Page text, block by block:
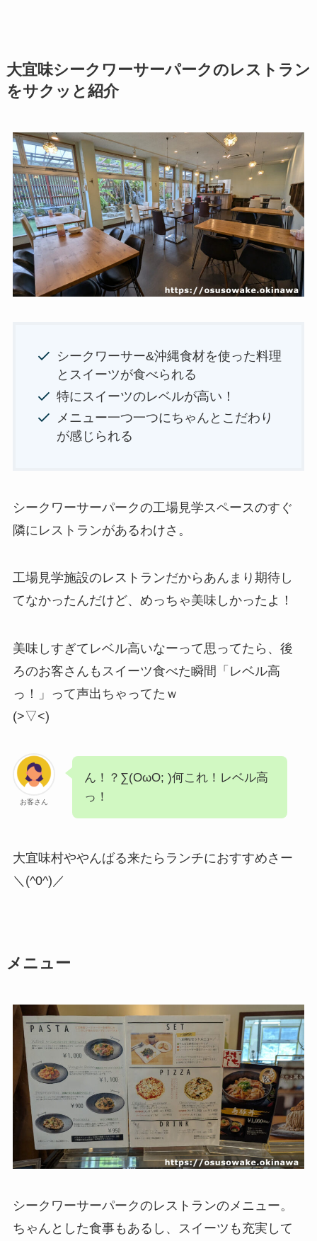
大宜味シークワーサーパークのレストラン
をサクッと紹介
シークワーサー&沖縄食材を使った料理
とスイーツが食べられる
特にスイーツのレベルが高い！
メニュー一つ一つにちゃんとこだわり
が感じられる
シークワーサーパークの工場見学スペースのすぐ
隣にレストランがあるわけさ。
工場見学施設のレストランだからあんまり期待し
てなかったんだけど、めっちゃ美味しかったよ！
美味しすぎてレベル高いなーって思ってたら、後
ろのお客さんもスイーツ食べた瞬間「レベル高
っ！」って声出ちゃってたｗ
(>▽<)
お客さん
ん！？∑(OωO; )何これ！レベル高
っ！
大宜味村ややんばる来たらランチにおすすめさー
＼(^0^)／
メニュー
シークワーサーパークのレストランのメニュー。
ちゃんとした食事もあるし、スイーツも充実して